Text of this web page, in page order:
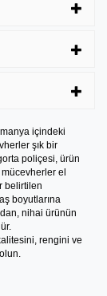
içindeki
şık bir
poliçesi, ürün
el
belirtilen
boyutlarına
nihai ürünün
rengini ve